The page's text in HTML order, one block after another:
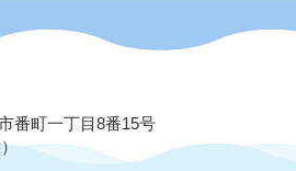
番町一丁目8番15号